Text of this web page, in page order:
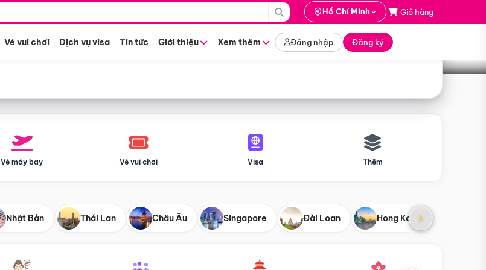
Hồ Chí Minh Giỏ hàng
Vé vui chơi Dịch vụ visa Tin tức Giới thiệu Xem thêm Đăng nhập Đăng ký
Tìm tour
Vé máy bay Vé vui chơi Visa Thêm
Nhật Bản Thái Lan Châu Âu Singapore Đài Loan Hong Kong